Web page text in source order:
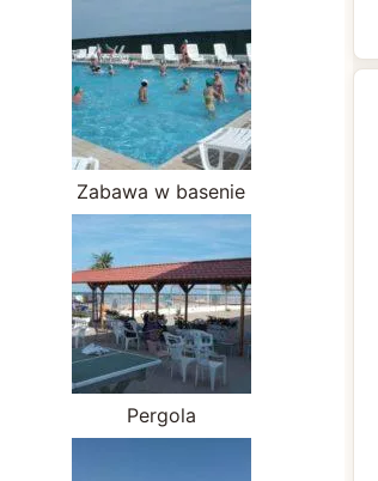
Zabawa w basenie
Pergola